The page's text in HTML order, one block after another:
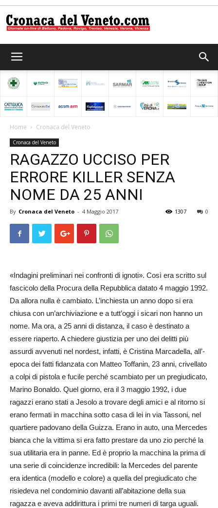
del
Home Cronaca del Veneto
Cronaca del Veneto
RAGAZZO UCCISO PER
ERRORE KILLER SENZA
NOME DA 25 ANNI
By Cronaca del Veneto - 4 Maggio 2017 0
1307
«Indagini preliminari nei confronti di ignoti». Così era scritto sul
fascicolo della Procura della Repubblica datato 4 maggio 1992.
Da allora nulla è cambiato. L’inchiesta un anno dopo si era
chiusa con un’archiviazione e a tutt’oggi i sicari non hanno un
nome. Ma ora, a 25 anni di distanza, il caso è destinato a
essere riaperto. A chiedere giustizia per uno dei delitti più
assurdi avvenuti nel nordest, infatti, è Cristina Marcadella, all’­
epoca dei fatti fidanzata con Matteo Toffanin, 23 anni, crivellato
a colpi di pistola e fucile perché scambiato per un pregiudicato,
Marino Bonaldo. Quel giorno, era il 3 maggio 1992, i due
ragazzi erano stati a Jesolo a trovare degli amici e al ritorno si
erano fermati in macchina sotto casa di lei in via Tassoni, nel
quartiere padovano della Guizza. Erano in auto, una Mercedes
bianca che la vittima si era fatto prestare da uno zio perché la
sua utilitaria era in panne. Ed è proprio la macchina la prima di
una serie di coincidenze incredibili: la Merc­edes del parente
era identica (modello e colore) a quella del pregiudicato che
risiedeva nel condominio davanti all’abitazione della sua
ragazza e aveva addirittura i primi tre numeri di targa uguali.